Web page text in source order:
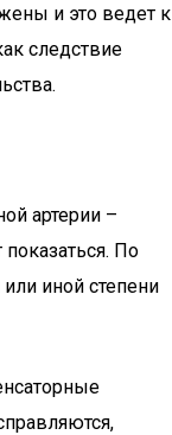
и это ведет к
следствие
артерии –
По
иной степени